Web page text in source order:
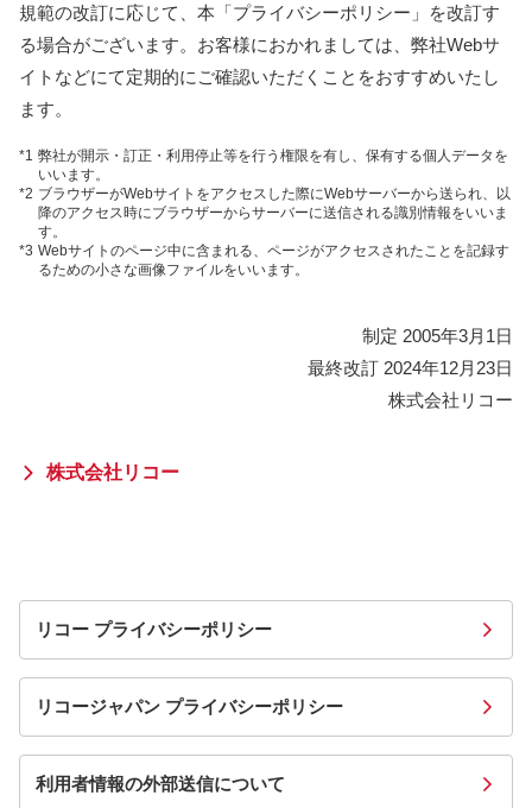
規範の改訂に応じて、本「プライバシーポリシー」を改訂す
る場合がございます。お客様におかれましては、弊社Webサ
イトなどにて定期的にご確認いただくことをおすすめいたし
ます。
*1 弊社が開示・訂正・利用停止等を行う権限を有し、保有する個人データを
いいます。
*2 ブラウザーがWebサイトをアクセスした際にWebサーバーから送られ、以
降のアクセス時にブラウザーからサーバーに送信される識別情報をいいま
す。
*3 Webサイトのページ中に含まれる、ページがアクセスされたことを記録す
るための小さな画像ファイルをいいます。
制定 2005年3月1日
最終改訂 2024年12月23日
株式会社リコー
株式会社リコー
リコー プライバシーポリシー
リコージャパン プライバシーポリシー
利用者情報の外部送信について